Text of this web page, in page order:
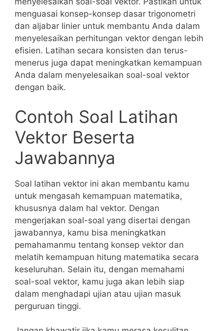
menguasai konsep-konsep dasar trigonometri⁤
dan aljabar linier untuk membantu Anda dalam‍
menyelesaikan perhitungan vektor dengan⁣ lebih
efisien. Latihan​ secara‍ konsisten dan terus-
menerus ⁣juga dapat meningkatkan kemampuan‍
Anda dalam menyelesaikan soal-soal vektor
dengan baik.
Contoh Soal Latihan
Vektor ⁤Beserta
Jawabannya
Soal latihan vektor ini akan membantu kamu
⁤untuk mengasah kemampuan matematika,
khususnya dalam hal vektor. Dengan
mengerjakan soal-soal yang disertai dengan
jawabannya, kamu bisa⁢ meningkatkan
pemahamanmu ⁣tentang konsep vektor ⁢dan
melatih kemampuan ⁢hitung matematika secara
keseluruhan. Selain itu, dengan ⁣memahami
soal-soal vektor, kamu juga akan lebih siap
dalam menghadapi ujian atau ujian masuk
perguruan tinggi.